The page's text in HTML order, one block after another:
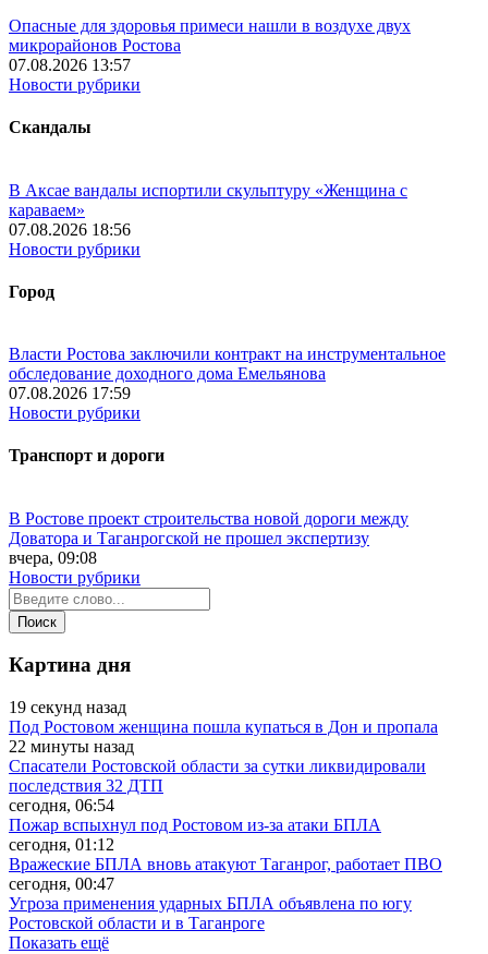
Опасные для здоровья примеси нашли в воздухе двух
микрорайонов Ростова
07.08.2026 13:57
Новости рубрики
Скандалы
В Аксае вандалы испортили скульптуру «Женщина с
караваем»
07.08.2026 18:56
Новости рубрики
Город
Власти Ростова заключили контракт на инструментальное
обследование доходного дома Емельянова
07.08.2026 17:59
Новости рубрики
Транспорт и дороги
В Ростове проект строительства новой дороги между
Доватора и Таганрогской не прошел экспертизу
вчера, 09:08
Новости рубрики
Картина дня
19 секунд назад
Под Ростовом женщина пошла купаться в Дон и пропала
22 минуты назад
Спасатели Ростовской области за сутки ликвидировали
последствия 32 ДТП
сегодня, 06:54
Пожар вспыхнул под Ростовом из-за атаки БПЛА
сегодня, 01:12
Вражеские БПЛА вновь атакуют Таганрог, работает ПВО
сегодня, 00:47
Угроза применения ударных БПЛА объявлена по югу
Ростовской области и в Таганроге
Показать ещё